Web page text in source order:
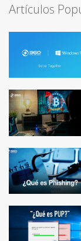
Artículos